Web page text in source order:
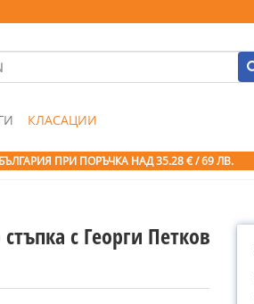
КЛАСАЦИИ
ПРИ ПОРЪЧКА НАД 35.28 € / 69 ЛВ.
с Георги Петков